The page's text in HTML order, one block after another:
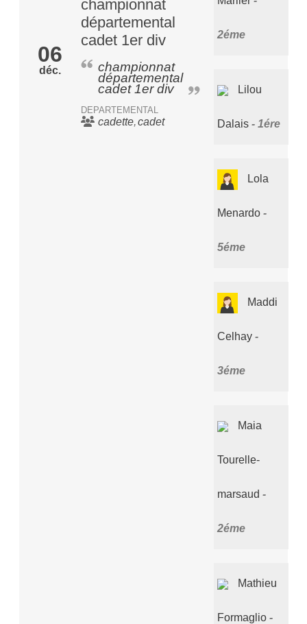
06
déc.
championnat
départemental
cadet 1er div
championnat
départemental
cadet 1er div
DEPARTEMENTAL
cadette cadet
2éme
Lilou
Dalais 1ére
Lola
Menardo
5éme
Maddi
Celhay
3éme
Maia
Tourelle-
marsaud
2éme
Mathieu
Formaglio